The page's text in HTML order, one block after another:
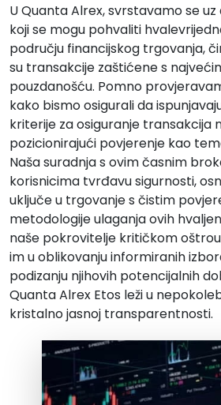
UQuanta Alrex, svrstavamo se
koji se mogu pohvaliti
području financijskog trgovanja,
su transakcije zaštićene s
pouzdanošću. Pomno
kako bismo osigurali da
kriterije za osiguranje transakcija
pozicionirajući povjerenje kao
Naša suradnja s ovim časnim
korisnicima tvrđavu sigurnosti,
uključe u trgovanje s čistim
metodologije ulaganja ovih
naše pokrovitelje kritičkom
im u oblikovanju informiranih
podizanju njihovih potencijalnih
Quanta Alrex Etos leži u
kristalno jasnoj transparentnosti.